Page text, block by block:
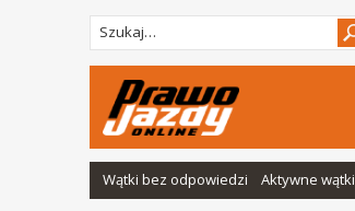
Wątki bez odpowiedzi Aktywne wątki